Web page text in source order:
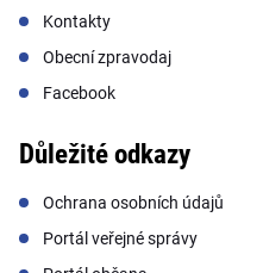
Kontakty
Obecní zpravodaj
Facebook
Důležité odkazy
Ochrana osobních údajů
Portál veřejné správy